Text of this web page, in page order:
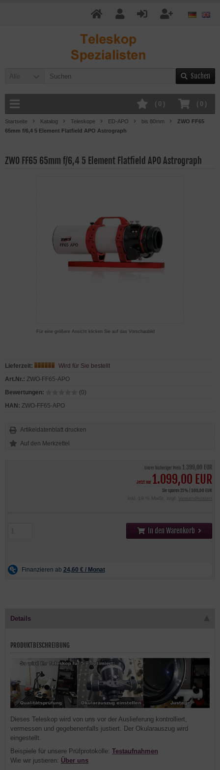
Alle Suchen
( 0 )
( 0 )
Startseite Katalog Teleskope ED-APO bis 80mm
ZWO FF65
65mm f/6,4 5 Element Flatfield APO Astrograph
ZWO FF65 65mm f/6,4 5 Element Flatfield APO Astrograph
Für eine größere Ansicht klicken Sie auf das Vorschaubild
Unser bisheriger Preis 1.399,00 EUR
Jetzt nur1.099,00 EUR
Sie sparen 21% / 300,00 EUR
inkl. 19 % MwSt. zzgl.
Versandkosten
In den Warenkorb
Lieferzeit:
Wird für Sie bestellt
Art.Nr.: ZWO-FF65-APO
Bewertungen:
(0)
HAN: ZWO-FF65-APO
Artikeldatenblatt drucken
Details
PRODUKTBESCHREIBUNG
Dieses Teleskop wird von uns vor der Auslieferung kontrolliert,
vermessen und gegebenenfalls justiert. Der Okularauszug wird
eingestellt.
Beispiele für unsere Prüfprotokolle: Testaufnahmen
Wie wir justieren: Über uns